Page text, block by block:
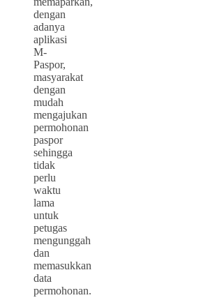
dengan
adanya
aplikasi
M-
Paspor,
masyarakat
dengan
mudah
mengajukan
permohonan
paspor
sehingga
tidak
perlu
waktu
lama
untuk
petugas
mengunggah
dan
memasukkan
data
permohonan.